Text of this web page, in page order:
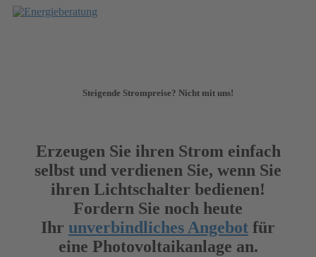
Zum
Steigende Strompreise? Nicht mit uns!
Erzeugen Sie ihren Strom einfach
selbst und verdienen Sie, wenn Sie
ihren Lichtschalter bedienen!
Fordern Sie noch heute
Ihr unverbindliches Angebot für
eine Photovoltaikanlage an.